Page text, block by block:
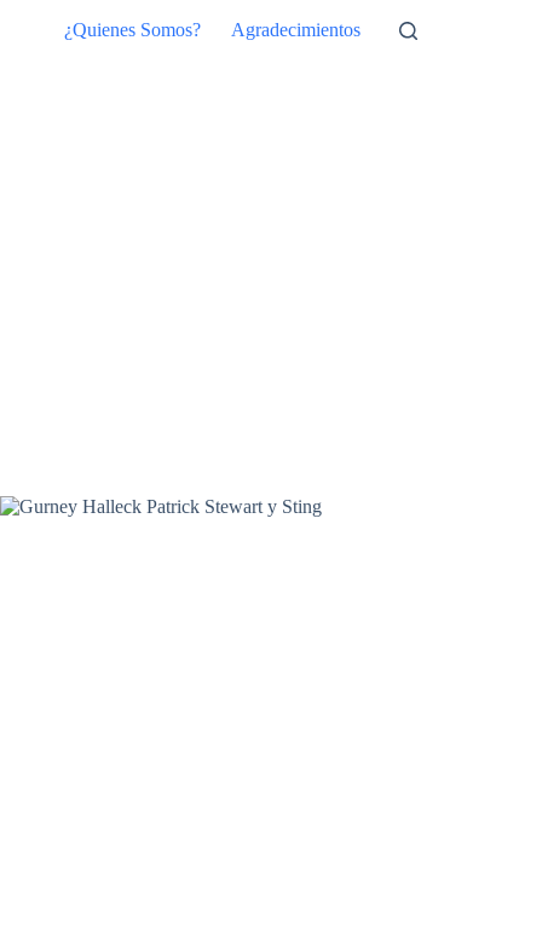
¿Quienes Somos? Agradecimientos